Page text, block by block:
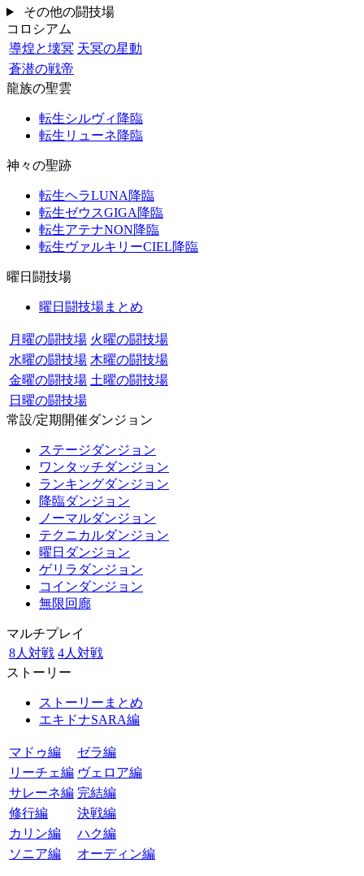
その他の闘技場
コロシアム
導煌と壊冥 天冥の星動
蒼潜の戦帝
龍族の聖雲
転生シルヴィ降臨
転生リューネ降臨
神々の聖跡
転生ヘラLUNA降臨
転生ゼウスGIGA降臨
転生アテナNON降臨
転生ヴァルキリーCIEL降臨
曜日闘技場
曜日闘技場まとめ
月曜の闘技場 火曜の闘技場
水曜の闘技場 木曜の闘技場
金曜の闘技場 土曜の闘技場
日曜の闘技場
常設/定期開催ダンジョン
ステージダンジョン
ワンタッチダンジョン
ランキングダンジョン
降臨ダンジョン
ノーマルダンジョン
テクニカルダンジョン
曜日ダンジョン
ゲリラダンジョン
コインダンジョン
無限回廊
マルチプレイ
8人対戦 4人対戦
ストーリー
ストーリーまとめ
エキドナSARA編
マドゥ編
ゼラ編
リーチェ編 ヴェロア編
サレーネ編 完結編
修行編
決戦編
カリン編
ハク編
ソニア編
オーディン編